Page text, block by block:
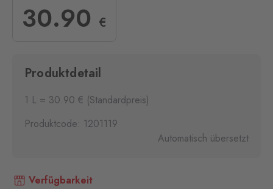
30.90 €
Produktdetail
1 L = 30.90 € (Standardpreis)
Produktcode: 1201119
Automatisch übersetzt
Verfügbarkeit